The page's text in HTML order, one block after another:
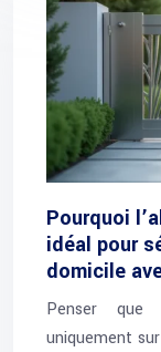
Pourquoi
idéal pour
domicile
Penser que
uniquement